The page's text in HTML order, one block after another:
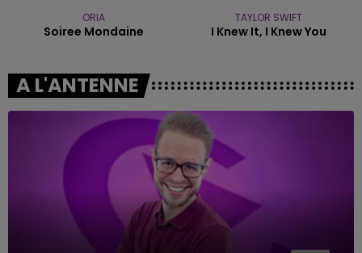
ORIA
Soiree Mondaine
TAYLOR SWIFT
I Knew It, I Knew You
A L'ANTENNE